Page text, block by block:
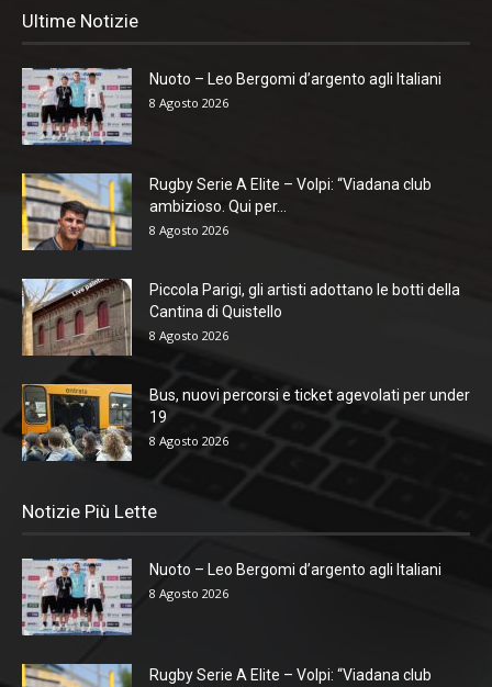
Ultime Notizie
Nuoto – Leo Bergomi d’argento agli Italiani
8 Agosto 2026
Rugby Serie A Elite – Volpi: “Viadana club
ambizioso. Qui per...
8 Agosto 2026
Piccola Parigi, gli artisti adottano le botti della
Cantina di Quistello
8 Agosto 2026
Bus, nuovi percorsi e ticket agevolati per under
19
8 Agosto 2026
Notizie Più Lette
Nuoto – Leo Bergomi d’argento agli Italiani
8 Agosto 2026
Rugby Serie A Elite – Volpi: “Viadana club